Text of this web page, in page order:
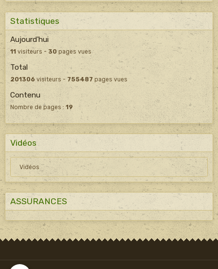
Statistiques
Aujourd'hui
11 visiteurs - 30pages vues
Total
201306 visiteurs -755487 pages vues
Contenu
Nombre de pages : 19
Vidéos
Vidéos
ASSURANCES